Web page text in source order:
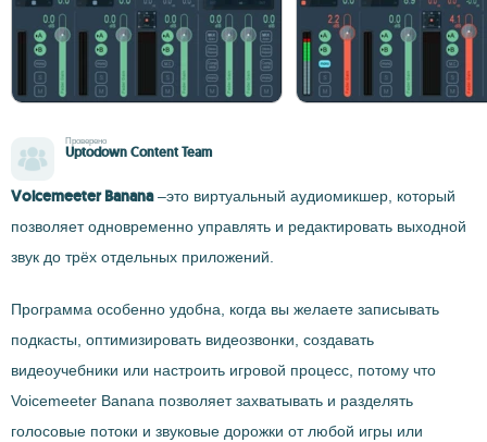
Проверено
Uptodown Content Team
Voicemeeter Banana–это виртуальный аудиомикшер, который
позволяет одновременно управлять и редактировать выходной
звук до трёх отдельных приложений.
Программа особенно удобна, когда вы желаете записывать
подкасты, оптимизировать видеозвонки, создавать
видеоучебники или настроить игровой процесс, потому что
Voicemeeter Banana позволяет захватывать и разделять
голосовые потоки и звуковые дорожки от любой игры или